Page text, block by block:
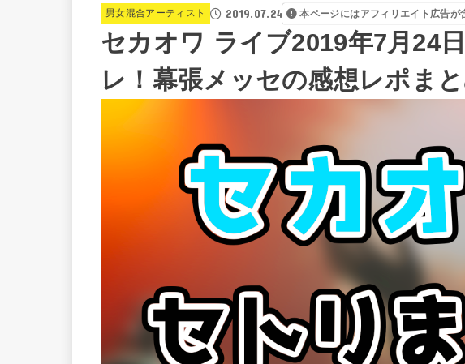
男女混合アーティスト 2019.07.24 本ページにはアフィリエイト広告が
セカオワ ライブ2019年7月24
レ！幕張メッセの感想レポまと